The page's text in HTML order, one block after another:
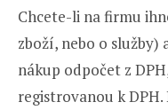
Chcete-li na firmu
zboží, nebo o
nákup odpočet z
registrovanou k DPH.